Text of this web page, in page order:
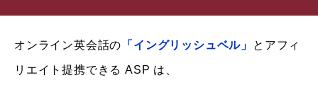
オンライン英会話の 「イングリッシュベル」 とアフィ
リエイト提携できる ASP は、